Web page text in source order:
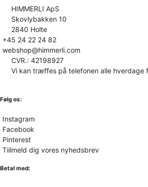
HIMMERLI ApS
Skovlybakken 10
2840 Holte
+45 24 22 24 82
webshop@himmerli.com
CVR.: 42198927
Vi kan træffes på telefonen alle hverdage
Følg os:
Instagram
Facebook
Pinterest
Tiilmeld dig vores nyhedsbrev
Betal med: